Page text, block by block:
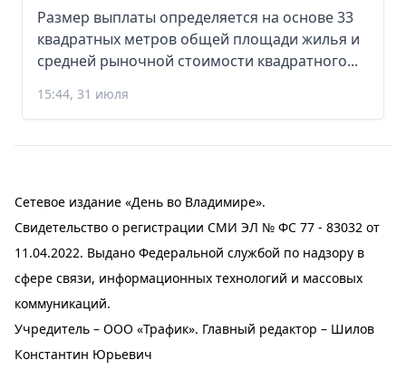
Размер выплаты определяется на основе 33
квадратных метров общей площади жилья и
средней рыночной стоимости квадратного...
15:44, 31 июля
Сетевое издание «День во Владимире».
Свидетельство о регистрации СМИ ЭЛ № ФС 77 - 83032 от
11.04.2022. Выдано Федеральной службой по надзору в
сфере связи, информационных технологий и массовых
коммуникаций.
Учредитель – ООО «Трафик». Главный редактор – Шилов
Константин Юрьевич